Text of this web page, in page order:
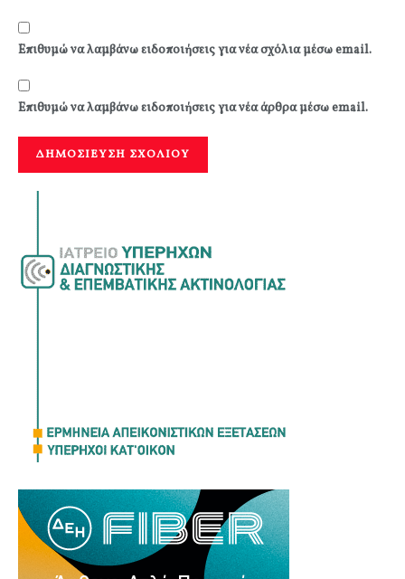
Επιθυμώ να λαμβάνω ειδοποιήσεις για νέα σχόλια μέσω email.
Επιθυμώ να λαμβάνω ειδοποιήσεις για νέα άρθρα μέσω email.